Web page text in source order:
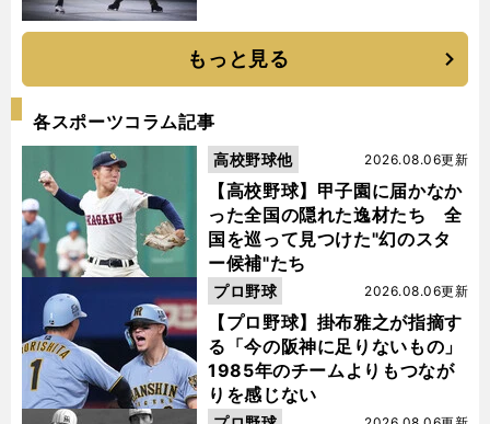
もっと見る
各スポーツコラム記事
【高校野球】甲子園に届かなか
った全国の隠れた逸材たち 全
国を巡って見つけた"幻のスタ
ー候補"たち
2026.08.06更新
高校野球他
【プロ野球】掛布雅之が指摘す
る「今の阪神に足りないもの」
1985年のチームよりもつなが
りを感じない
2026.08.06更新
プロ野球